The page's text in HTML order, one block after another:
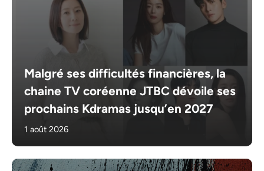
Malgré ses difficultés financières, la
chaine TV coréenne JTBC dévoile ses
prochains Kdramas jusqu’en 2027
1 août 2026